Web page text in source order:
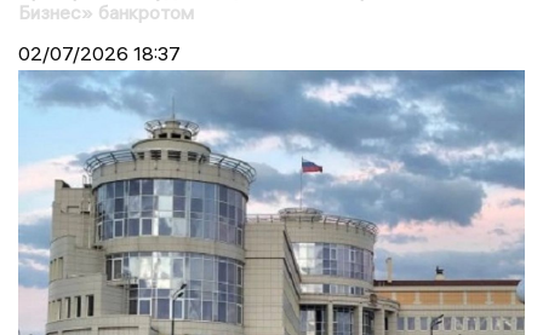
Бизнес» банкротом
02/07/2026 18:37